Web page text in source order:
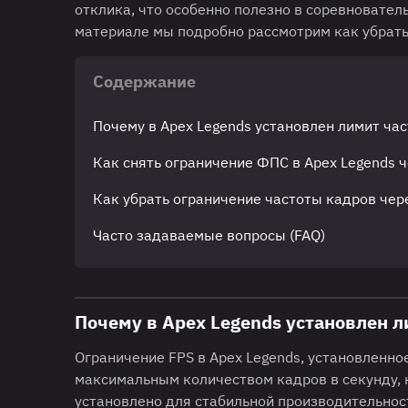
отклика, что особенно полезно в
материале мы подробно рассмотрим как
Содержание
Почему в Apex Legends установлен лимит
Как снять ограничение ФПС в Apex Legends
Как убрать ограничение частоты кадров
Часто задаваемые вопросы (FAQ)
Почему в Apex Legends установлен
Ограничение FPS в Apex Legends,
максимальным количеством кадров в секунду,
установлено для стабильной